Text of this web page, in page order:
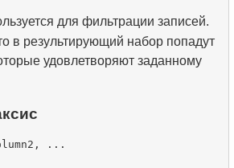
для фильтрации записей.
в результирующий набор попадут
удовлетворяют заданному
...